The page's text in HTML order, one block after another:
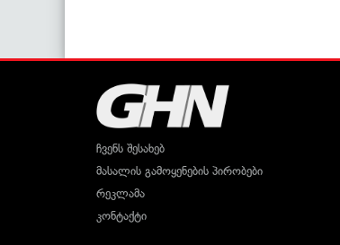
ჩვენს შესახებ
მასალის გამოყენების პირობები
რეკლამა
კონტაქტი